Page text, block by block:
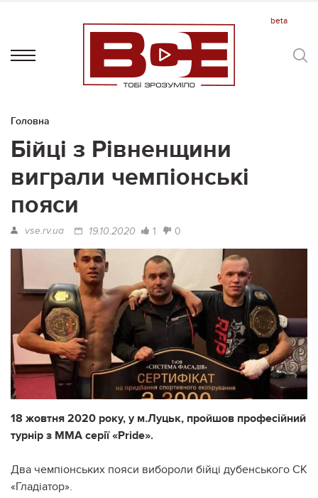
Головна
Бійці з Рівненщини
виграли чемпіонські
пояси
vse.rv.ua 19.10.2020 1 0
18 жовтня 2020 року, у м.Луцьк, пройшов професійний
турнір з ММА серії «Pride».
Два чемпіонських пояси вибороли бійці дубенського СК
«Гладіатор».